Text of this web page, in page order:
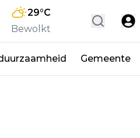
29°C
Bewolkt
Gemeente